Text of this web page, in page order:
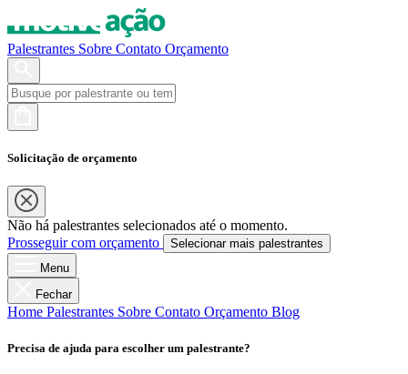
Palestrantes Sobre Contato Orçamento
Solicitação de orçamento
Não há palestrantes selecionados até o momento.
Prosseguir com orçamento
Selecionar mais palestrantes
Menu
Fechar
Home Palestrantes Sobre Contato Orçamento Blog
Precisa de ajuda para escolher um palestrante?